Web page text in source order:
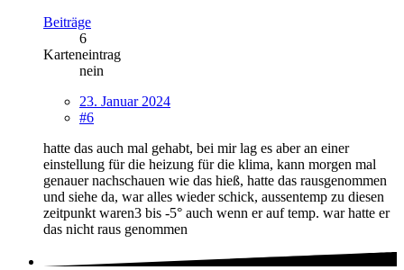
Beiträge
6
Karteneintrag
nein
23. Januar 2024
#6
hatte das auch mal gehabt, bei mir lag es aber an einer
einstellung für die heizung für die klima, kann morgen mal
genauer nachschauen wie das hieß, hatte das rausgenommen
und siehe da, war alles wieder schick, aussentemp zu diesen
zeitpunkt waren3 bis -5° auch wenn er auf temp. war hatte er
das nicht raus genommen